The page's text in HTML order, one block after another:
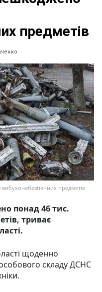
предметів
предметів
понад 46 тис.
триває
щоденно
складу ДСНС